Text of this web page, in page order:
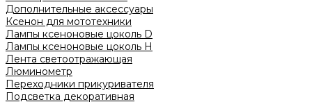
Дополнительные аксессуары
Ксенон для мототехники
Лампы ксеноновые цоколь D
Лампы ксеноновые цоколь H
Лента светоотражающая
Люминометр
Переходники прикуривателя
Подсветка декоративная